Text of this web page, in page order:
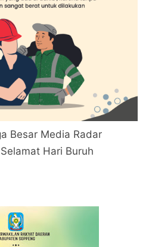
Besar Media Radar
Hari Buruh